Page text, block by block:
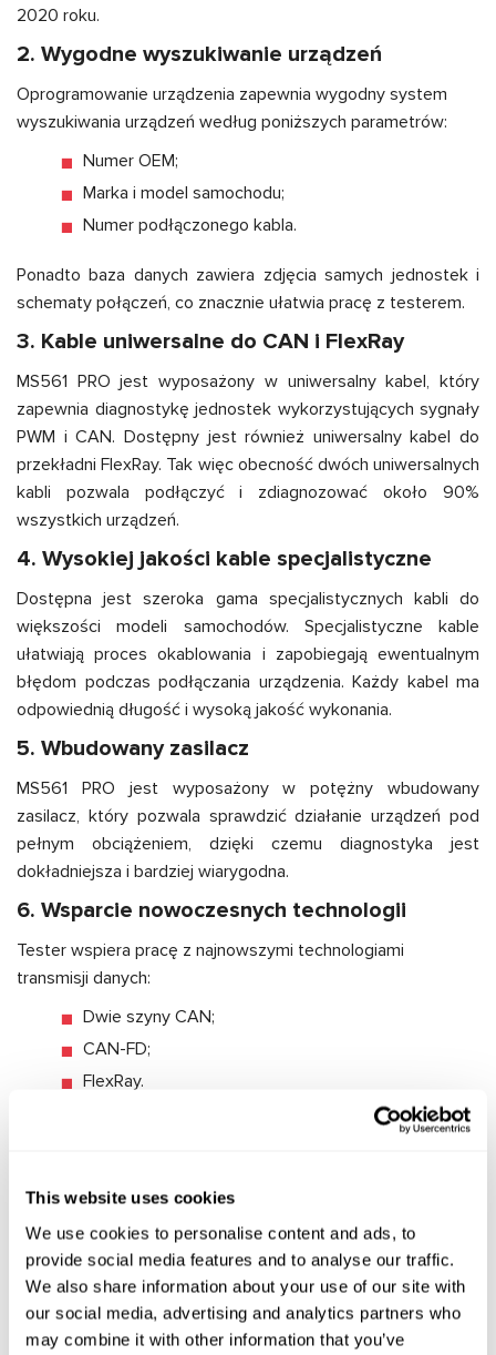
This website uses cookies
We use cookies to personalise content and ads, to
provide social media features and to analyse our traffic.
We also share information about your use of our site with
our social media, advertising and analytics partners who
may combine it with other information that you’ve
2020 roku.
2. Wygodne wyszukiwanie urządzeń
Oprogramowanie urządzenia zapewnia wygodny system
wyszukiwania urządzeń według poniższych parametrów:
Numer OEM;
Marka i model samochodu;
Numer podłączonego kabla.
Ponadto baza danych zawiera zdjęcia samych jednostek i
schematy połączeń, co znacznie ułatwia pracę z testerem.
3. Kable uniwersalne do CAN i FlexRay
MS561 PRO jest wyposażony w uniwersalny kabel, który
zapewnia diagnostykę jednostek wykorzystujących sygnały
PWM i CAN. Dostępny jest również uniwersalny kabel do
przekładni FlexRay. Tak więc obecność dwóch uniwersalnych
kabli pozwala podłączyć i zdiagnozować około 90%
wszystkich urządzeń.
4. Wysokiej jakości kable specjalistyczne
Dostępna jest szeroka gama specjalistycznych kabli do
większości modeli samochodów. Specjalistyczne kable
ułatwiają proces okablowania i zapobiegają ewentualnym
błędom podczas podłączania urządzenia. Każdy kabel ma
odpowiednią długość i wysoką jakość wykonania.
5. Wbudowany zasilacz
MS561 PRO jest wyposażony w potężny wbudowany
zasilacz, który pozwala sprawdzić działanie urządzeń pod
pełnym obciążeniem, dzięki czemu diagnostyka jest
dokładniejsza i bardziej wiarygodna.
6. Wsparcie nowoczesnych technologii
Tester wspiera pracę z najnowszymi technologiami
transmisji danych:
Dwie szyny CAN;
CAN-FD;
FlexRay.
Zapewnia to kompatybilność testera MS561 PRO z
7. Funkcje diagnostyczne
Tester posiada zaawansowany zestaw funkcji
diagnostycznych, w tym:
Odczyt błędów DTC z podziałem na krytyczne i
nie.